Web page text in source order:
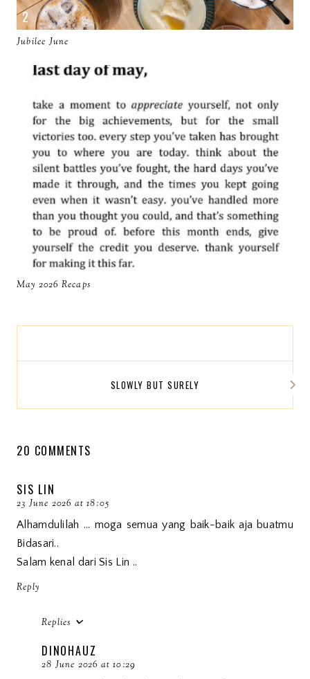
Jubilee June
May 2026 Recaps
SLOWLY BUT SURELY
20 COMMENTS
SIS LIN
23 June 2026 at 18:05
Alhamdulilah ... moga semua yang baik-baik aja buatmu
Bidasari..
Salam kenal dari Sis Lin ..
Reply
Replies
DINOHAUZ
28 June 2026 at 10:29